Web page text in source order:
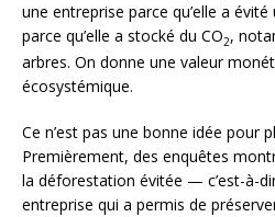
une entreprise parce qu’elle a
parce qu’elle a stocké du CO2,
arbres. On donne une valeur
écosystémique.
Ce n’est pas une bonne idée pour
Premièrement, des enquêtes
la déforestation évitée — c’est-à-
entreprise qui a permis de